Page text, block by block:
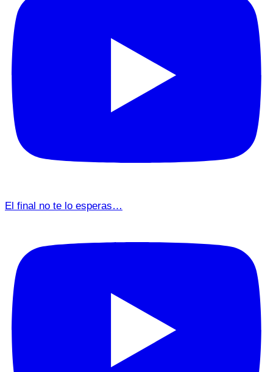
El final no te lo esperas…